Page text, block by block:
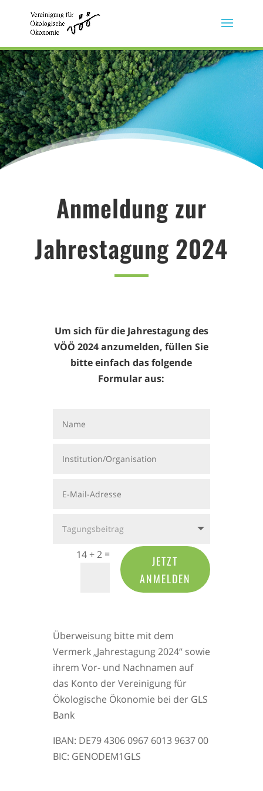
Anmeldung zur
Jahrestagung 2024
Um sich für die Jahrestagung des
VÖÖ 2024 anzumelden, füllen Sie
bitte einfach das folgende
Formular aus:
14 + 2 =
JETZT
ANMELDEN
Überweisung bitte mit dem
Vermerk „Jahrestagung 2024“ sowie
ihrem Vor- und Nachnamen auf
das Konto der Vereinigung für
Ökologische Ökonomie bei der GLS
Bank
IBAN: DE79 4306 0967 6013 9637 00
BIC: GENODEM1GLS